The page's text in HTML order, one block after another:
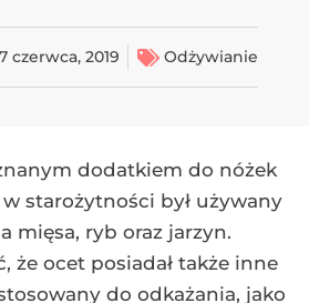
czerwca, 2019 Odżywianie
dodatkiem do nóżek
starożytności był używany
mięsa, ryb oraz jarzyn.
że ocet posiadał także inne
do odkażania, jako